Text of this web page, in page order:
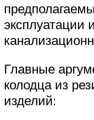
эксплуатации
Главные
колодца из
изделий: